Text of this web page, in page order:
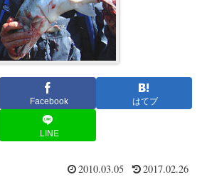
Facebook はてブ
LINE
2010.03.05 2017.02.26